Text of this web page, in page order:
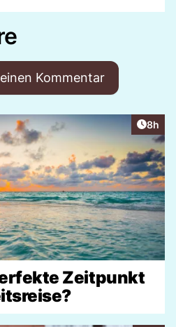
Kommentar
8h
Zeitpunkt